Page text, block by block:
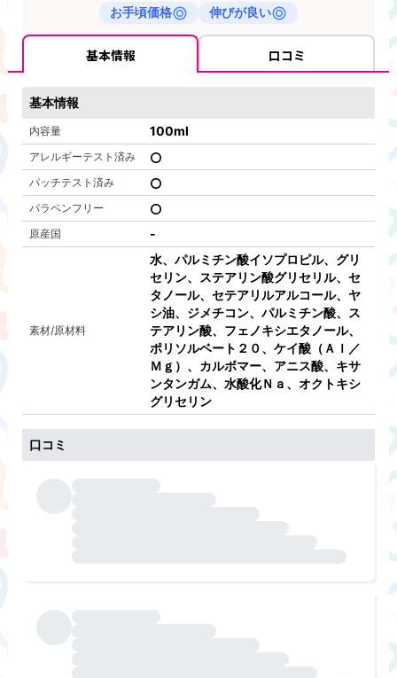
お手頃価格 伸びが良い
基本情報 口コミ
基本情報
内容量 100ml
アレルギーテスト済み
パッチテスト済み
パラベンフリー
原産国
-
素材/原材料
水、パルミチン酸イソプロピル、グリ
セリン、ステアリン酸グリセリル、セ
タノール、セテアリルアルコール、ヤ
シ油、ジメチコン、パルミチン酸、ス
テアリン酸、フェノキシエタノール、
ポリソルベート２０、ケイ酸（Ａｌ／
Ｍｇ）、カルボマー、アニス酸、キサ
ンタンガム、水酸化Ｎａ、オクトキシ
グリセリン
口コミ